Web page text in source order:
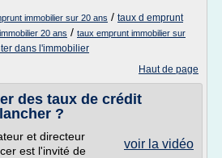
immobilier sur 20 ans / taux d emprunt
20 ans / taux emprunt immobilier sur
dans l'immobilier
Haut de page
des taux de crédit
?
voir la vidéo
et directeur
est l'invité de